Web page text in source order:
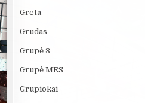
Greta
Grūdas
Grupė 3
Grupė MES
Grupiokai